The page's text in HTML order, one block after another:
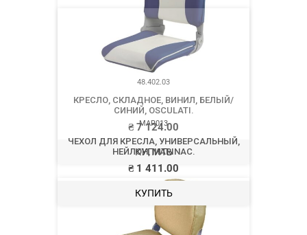
48.402.03
КРЕСЛО, СКЛАДНОЕ, ВИНИЛ, БЕЛЫЙ/
СИНИЙ, OSCULATI.
₴7 124.00
КУПИТЬ